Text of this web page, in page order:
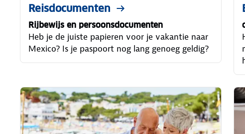
Reisdocumenten
Rijbewijs en persoonsdocumenten
Heb je de juiste papieren voor je vakantie naar
Mexico? Is je paspoort nog lang genoeg geldig?